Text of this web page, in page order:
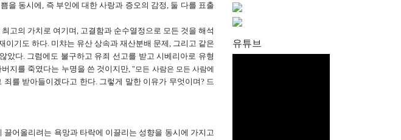
을 동시에, 즉 부인에 대한 사랑과 증오의 감정, 둘 다를 표출
고의 가치로 여기며, 고결함과 순수열정으로 모든 것을 해석
기도 하다. 미챠는 유산 상속과 재산분배 문제, 그리고 같은
았다. 그럼에도 불구하고 유죄 선고를 받고 시베리아로 유형
지를 죽였다는 누명을 쓴 것이지만,"모든 사람은 모든 사람에
를 받아들이겠다고 한다. 그렇게 말한 이유가 무엇이며? 드
어올리려는 욕망과 타락에 이끌리는 성향을 동시에 가지고
유튜브